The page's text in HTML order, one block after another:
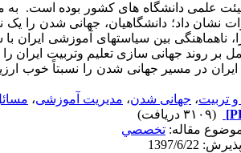
علمی دانشگاه­ های کشور بوده است. به
نشان داد؛ دانشگاهیان، جهانی شدن را
ناهماهنگی بین سیاست­های آموزشی ایران
بر روند جهانی ­سازی تعلیم وتربیت ایران
ایران در مسیر جهانی شدن را نسبتاً خوب
و تربیت، جهانی شدن، مدیریت آموزشی،
(۳۱۰۹ دریافت)
مقاله: تخصصي